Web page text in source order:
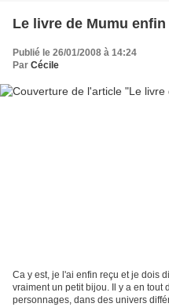
Le livre de Mumu enfin
Publié le 26/01/2008 à 14:24
Par Cécile
Ca y est, je l'ai enfin reçu et je dois
vraiment un petit bijou. Il y a en tout
personnages, dans des univers